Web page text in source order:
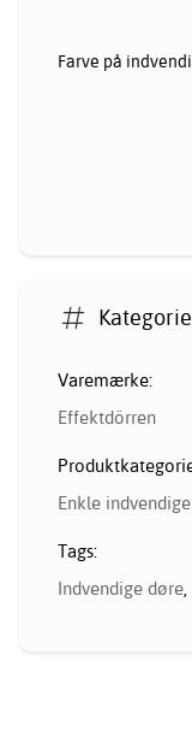
Farve på
Varemærke:
Effektdörren
Enkle
Tags:
Indvendige døre,